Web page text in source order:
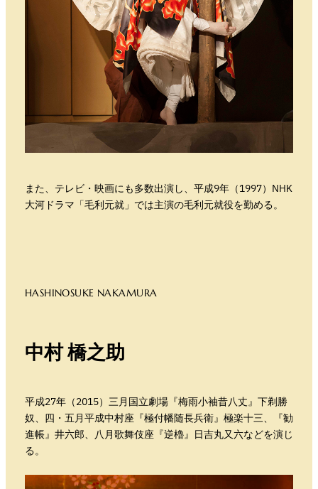
また、テレビ・映画にも多数出演し、平成9年（1997）NHK
大河ドラマ「毛利元就」では主演の毛利元就役を勤める。
HASHINOSUKE NAKAMURA
中村 橋之助
平成27年（2015）三月国立劇場『梅雨小袖昔八丈』下剃勝
奴、四・五月平成中村座『極付幡随長兵衛』極楽十三、『勧
進帳』井六郎、八月歌舞伎座『逆櫓』日吉丸又六などを演じ
る。